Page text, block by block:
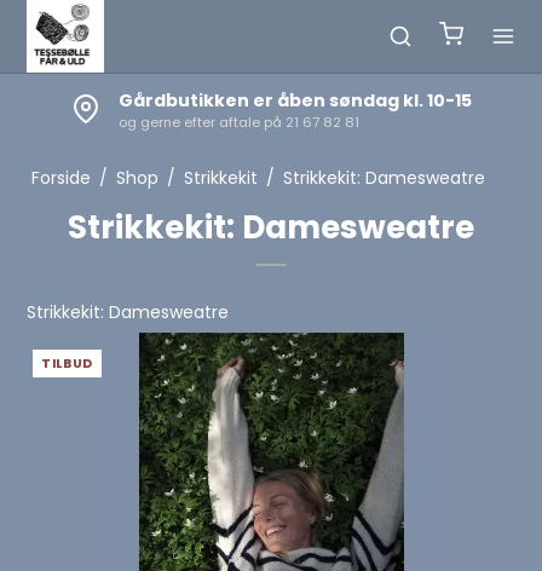
Gårdbutikken er åben søndag kl. 10-15
og gerne efter aftale på 21 67 82 81
Forside / Shop / Strikkekit / Strikkekit: Damesweatre
Strikkekit: Damesweatre
Strikkekit: Damesweatre
TILBUD